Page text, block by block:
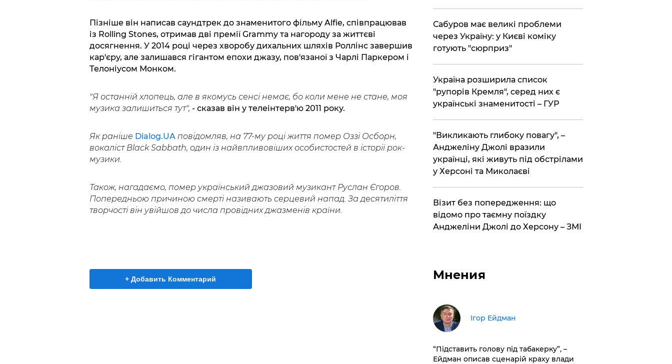
Пізніше він написав саундтрек до знаменитого фільму Alfie, співпрацював
із Rolling Stones, отримав дві премії Grammy та нагороду за життєві
досягнення. У 2014 році через хворобу дихальних шляхів Роллінс завершив
кар'єру, але залишався гігантом епохи джазу, пов'язаної з Чарлі Паркером і
Телоніусом Монком.
"Я останній хлопець, але в якомусь сенсі немає, бо коли мене не стане, моя
музика залишиться тут", - сказав він у телеінтерв'ю 2011 року.
Як раніше Dialog.UAповідомляв, на 77-му році життя помер Оззі Осборн,
вокаліст Black Sabbath, один із найвпливовіших особистостей в історії рок-
музики.
Також, нагадаємо, помер український джазовий музикант Руслан Єгоров.
Попередньою причиною смерті називають серцевий напад. За десятиліття
творчості він увійшов до числа провідних джазменів країни.
+ Добавить Комментарий
Сабуров має великі проблеми
через Україну: у Києві коміку
готують "сюрприз"
Україна розширила список
"рупорів Кремля", серед них є
українські знаменитості – ГУР
"Викликають глибоку повагу", –
Анджеліну Джолі вразили
українці, які живуть під обстрілами
у Херсоні та Миколаєві
Візит без попередження: що
відомо про таємну поїздку
Анджеліни Джолі до Херсону – ЗМІ
Мнения
Ігор Ейдман
​“Підставить голову під табакерку”, –
Ейдман описав сценарій краху влади